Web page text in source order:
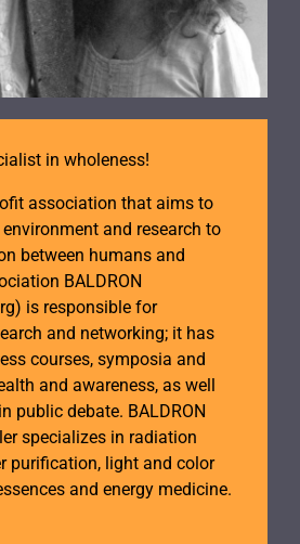
in wholeness!
association that aims to
and research to
between humans and
BALDRON
is responsible for
and networking; it has
courses, symposia and
and awareness, as well
public debate. BALDRON
specializes in radiation
purification, light and color
and energy medicine.